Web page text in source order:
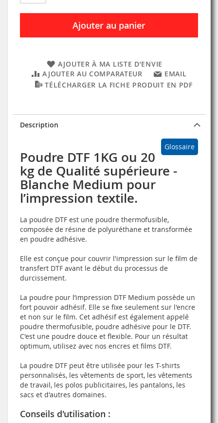
Ajouter au panier
AJOUTER À MA LISTE D’ENVIE
AJOUTER AU COMPARATEUR
EMAIL
TÉLÉCHARGER LA FICHE PRODUIT EN PDF
Description
Glossaire
Poudre DTF 1KG ou 20
kg de Qualité supérieure -
Blanche Medium pour
l’impression textile.
La poudre DTF est une poudre thermofusible,
composée de résine de polyuréthane et transformée
en poudre adhésive.
Elle est conçue pour couvrir l'impression sur le film de
transfert DTF avant le début du processus de
durcissement.
La poudre pour l’impression DTF Medium possède un
fort pouvoir adhésif. Elle se fixe seulement sur l'encre
et non sur le film. Cet adhésif est également appelé
poudre thermofusible, poudre adhésive pour le DTF.
C'est une poudre douce et flexible. Pour un résultat
optimum, utilisez avec nos encres et films DTF.
La poudre DTF peut être utilisée pour les T-shirts
personnalisés, les vêtements de sport, les vêtements
de travail, les polos publicitaires, les pantalons, les
sacs et d'autres domaines.
Conseils d'utilisation :